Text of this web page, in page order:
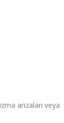
arızaları veya